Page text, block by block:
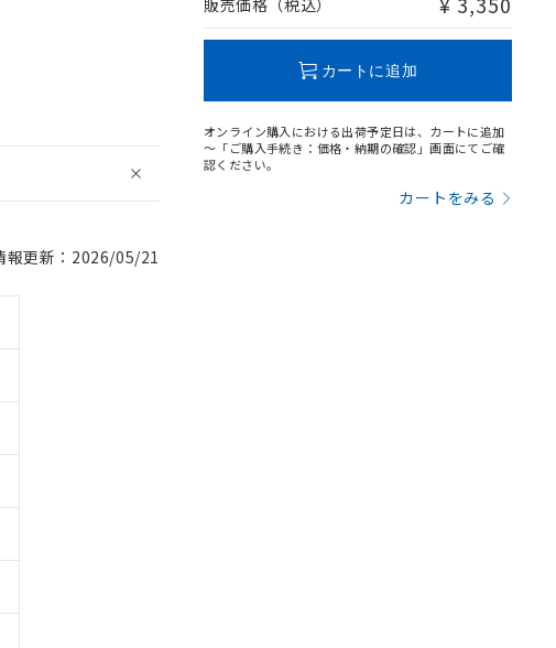
報更新：2026/05/21
販売価格（税込）
カートに追加
オンライン購入における出荷予定日は、カートに追加
～「ご購入手続き：価格・納期の確認」画面にてご確
認ください。
カートをみる